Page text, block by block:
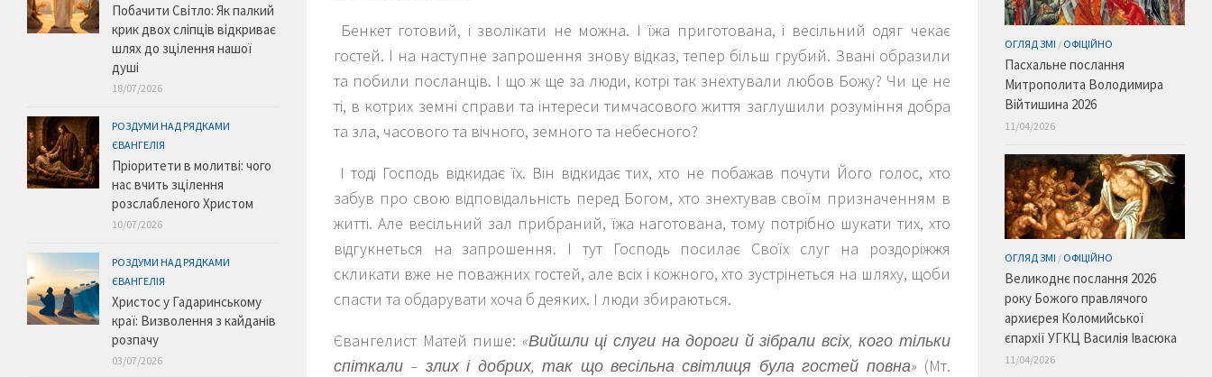
Бенкет готовий, і зволікати не можна. І їжа приготована, і весільний одяг чекає
гостей. І на наступне запрошення знову відказ, тепер більш грубий. Звані образили
та побили посланців. І що ж ще за люди, котрі так знехтували любов Божу? Чи це не
ті, в котрих земні справи та інтереси тимчасового життя заглушили розуміння добра
та зла, часового та вічного, земного та небесного?
І тоді Господь відкидає їх. Він відкидає тих, хто не побажав почути Його голос, хто
забув про свою відповідальність перед Богом, хто знехтував своїм призначенням в
житті. Але весільний зал прибраний, їжа наготована, тому потрібно шукати тих, хто
відгукнеться на запрошення. І тут Господь посилає Своїх слуг на роздоріжжя
скликати вже не поважних гостей, але всіх і кожного, хто зустрінеться на шляху, щоби
спасти та обдарувати хоча б деяких. І люди збираються.
Євангелист Матей пише: «Вийшли ці слуги на дороги й зібрали всіх, кого тільки
спіткали – злих і добрих, так що весільна світлиця була гостей повна»(Мт.
Побачити Світло: Як палкий
крик двох сліпців відкриває
шлях до зцілення нашої
душі
18/07/2026
РОЗДУМИ НАД РЯДКАМИ
ЄВАНГЕЛІЯ
Пріоритети в молитві: чого
нас вчить зцілення
розслабленого Христом
10/07/2026
РОЗДУМИ НАД РЯДКАМИ
ЄВАНГЕЛІЯ
Христос у Гадаринському
краї: Визволення з кайданів
розпачу
03/07/2026
ОГЛЯД ЗМІ / ОФІЦІЙНО
Пасхальне послання
Митрополита Володимира
Війтишина 2026
11/04/2026
ОГЛЯД ЗМІ / ОФІЦІЙНО
Великоднє послання 2026
року Божого правлячого
архиєрея Коломийської
єпархії УГКЦ Василія Івасюка
11/04/2026